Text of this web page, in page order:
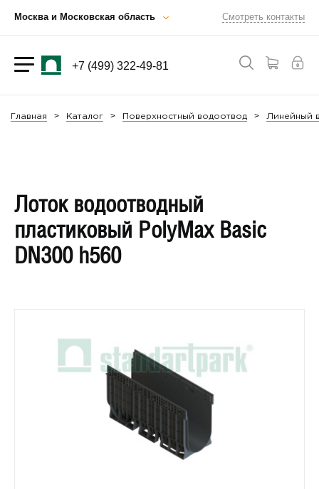
Москва и Московская область Смотреть контакты
+7 (499) 322-49-81
Главная Каталог Поверхностный водоотвод Линейный
Лоток водоотводный
пластиковый PolyMax Basic
DN300 h560